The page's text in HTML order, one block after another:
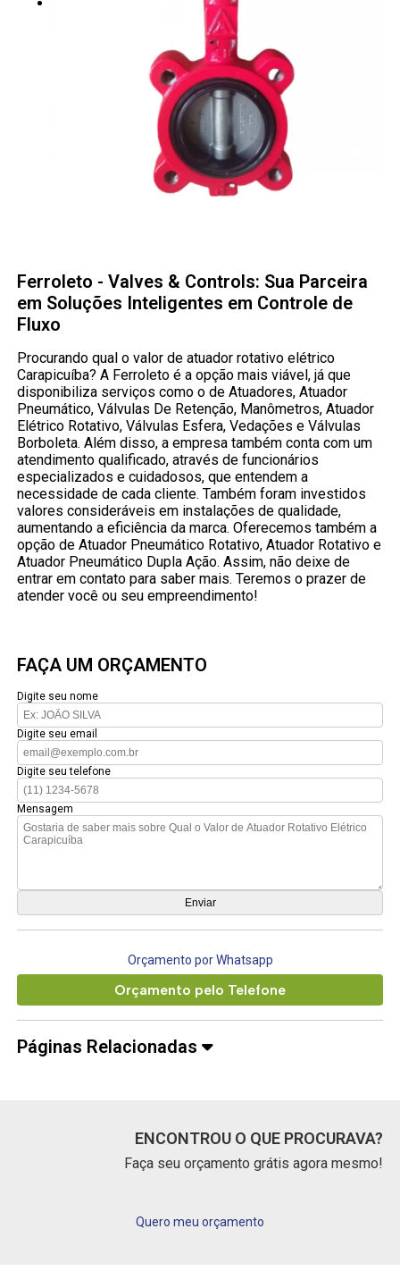
Ferroleto - Valves & Controls: Sua Parceira
em Soluções Inteligentes em Controle de
Fluxo
Procurando qual o valor de atuador rotativo elétrico
Carapicuíba? A Ferroleto é a opção mais viável, já que
disponibiliza serviços como o de Atuadores, Atuador
Pneumático, Válvulas De Retenção, Manômetros, Atuador
Elétrico Rotativo, Válvulas Esfera, Vedações e Válvulas
Borboleta. Além disso, a empresa também conta com um
atendimento qualificado, através de funcionários
especializados e cuidadosos, que entendem a
necessidade de cada cliente. Também foram investidos
valores consideráveis em instalações de qualidade,
aumentando a eficiência da marca. Oferecemos também a
opção de Atuador Pneumático Rotativo, Atuador Rotativo e
Atuador Pneumático Dupla Ação. Assim, não deixe de
entrar em contato para saber mais. Teremos o prazer de
atender você ou seu empreendimento!
FAÇA UM ORÇAMENTO
Digite seu nome
Digite seu email
Digite seu telefone
Mensagem
Orçamento por Whatsapp
Orçamento pelo Telefone
Páginas Relacionadas
ENCONTROU O QUE PROCURAVA?
Faça seu orçamento grátis agora mesmo!
Quero meu orçamento